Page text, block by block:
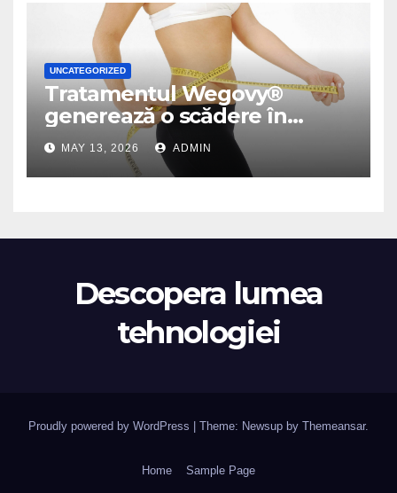
UNCATEGORIZED
Tratamentul Wegovy®
generează o scădere în
greutate de până la 22,6% la
femei în perioada
menopauzei și reduce la
MAY 13, 2026 ADMIN
Descopera lumea
tehnologiei
Proudly powered by WordPress Theme: Newsup by Themeansar.
Home Sample Page